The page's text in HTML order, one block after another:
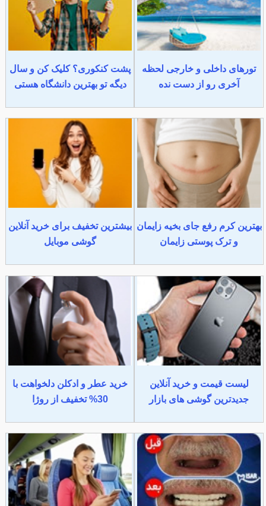
تورهای داخلی و خارجی لحظه
آخری رو از دست نده
پشت کنکوری؟ کلیک کن و سال
دیگه تو بهترین دانشگاه هستی
بهترین کرم رفع جای بخیه زایمان
و ترک پوستی زایمان
بیشترین تخفیف برای خرید آنلاین
گوشی موبایل
لیست قیمت و خرید آنلاین
جدیدترین گوشی های بازار
خرید عطر و ادکلن دلخواهت با
30% تخفیف از روژا